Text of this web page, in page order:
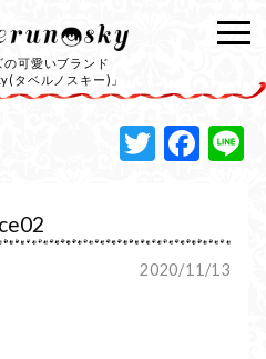
の可愛いブランド
タベルノスキー)」
2020/11/13